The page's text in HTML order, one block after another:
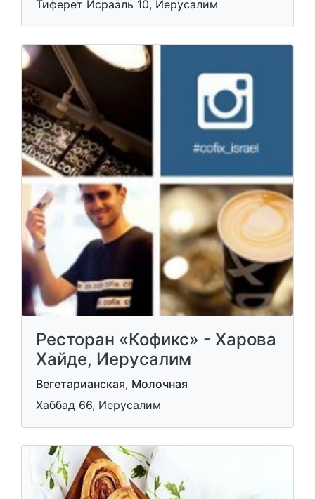
Тиферет Исраэль 10, Иерусалим
Ресторан «Кофикс» - Харова
Хайде, Иерусалим
Вегетарианская, Молочная
Хаббад 66, Иерусалим